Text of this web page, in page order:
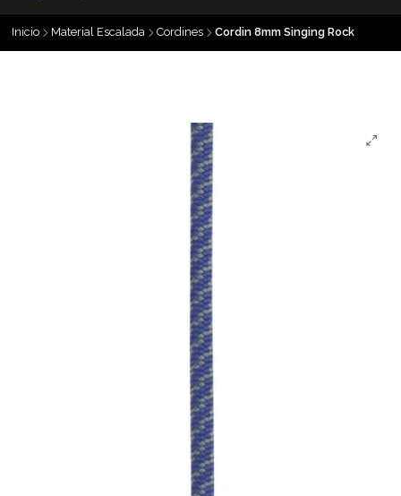
Inicio Material Escalada Cordines Cordin 8mm Singing Rock